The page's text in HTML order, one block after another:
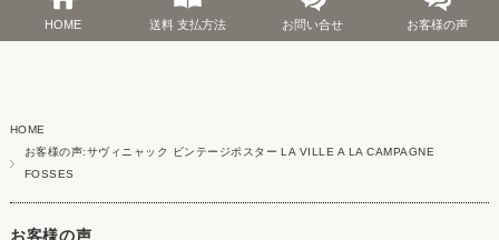
HOME 送料 支払方法 お問い合せ お客様の声
HOME
お客様の声:サヴィニャック ビンテージポスター LA VILLE A LA CAMPAGNE
FOSSES
お客様の声